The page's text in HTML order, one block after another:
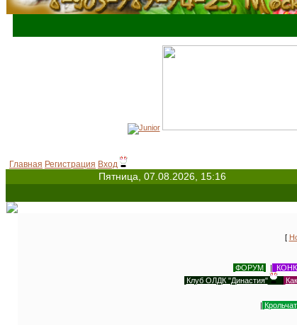
Главная Регистрация Вход
Пятница, 07.08.2026, 15:16
[
ФОРУМ |
Клуб ОЛДК "Династия"
|
|